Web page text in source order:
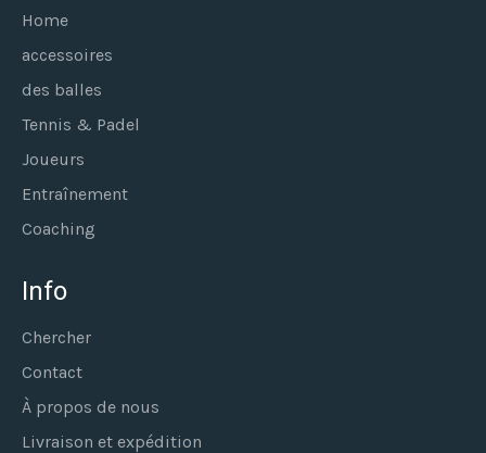
Home
accessoires
des balles
Tennis & Padel
Joueurs
Entraînement
Coaching
Info
Chercher
Contact
À propos de nous
Livraison et expédition